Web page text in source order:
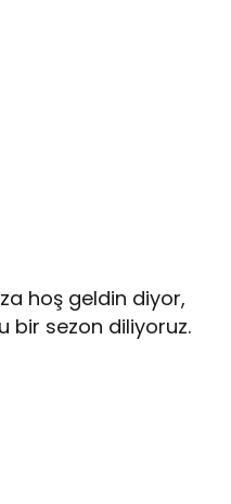
hoş geldin diyor,
bir sezon diliyoruz.